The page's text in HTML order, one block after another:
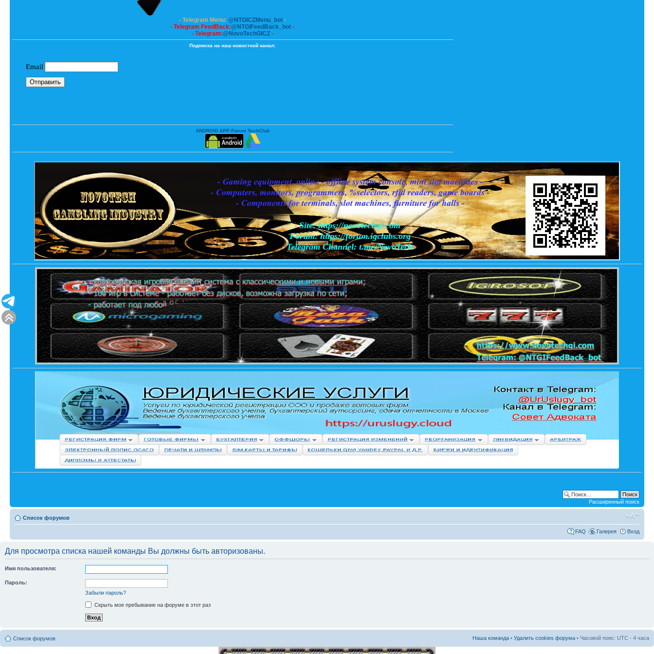
- Telegram Menu: @NTGICZMenu_bot-
- Telegram FeedBack:@NTGIFeedBack_bot -
- Telegram:@NovoTechGICZ-
Подписка на наш новостной канал:
ANDROID APP Forum TechClub
Расширенный поиск
Список форумов
FAQ Галерея Вход
Для просмотра списка нашей команды Вы должны быть авторизованы.
Имя пользователя:
Пароль:
Забыли пароль?
Скрыть мое пребывание на форуме в этот раз
Список форумов Наша команда • Удалить cookies форума • Часовой пояс: UTC - 4 часа